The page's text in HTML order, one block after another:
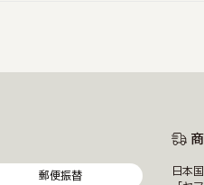
郵便振替
日本